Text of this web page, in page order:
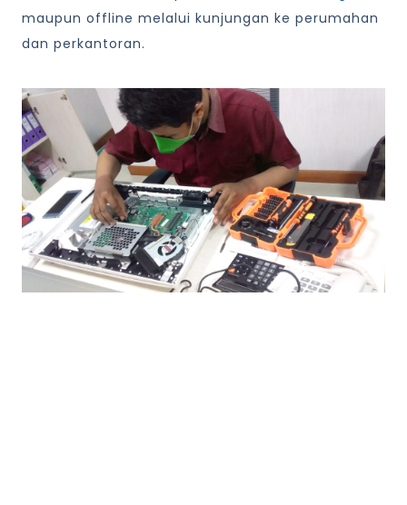
maupun offline melalui kunjungan ke perumahan
dan perkantoran.